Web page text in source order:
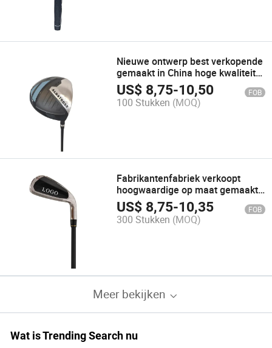
Nieuwe ontwerp best verkopende
gemaakt in China hoge kwaliteit
aluminium golfdriver clubkop met
goede prijs
US$ 8,75-10,50 FOB
100 Stukken (MOQ)
Fabrikantenfabriek verkoopt
hoogwaardige op maat gemaakte
roestvrijstalen OEM ODM golfclub
golfijzerclub
US$ 8,75-10,35 FOB
300 Stukken (MOQ)
Meer bekijken
Wat is Trending Search nu